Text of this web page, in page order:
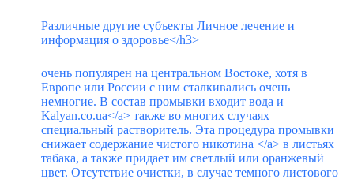
Различные другие субъекты Личное лечение и
информация о здоровье</h3>
очень популярен на центральном Востоке, хотя в
Европе или России с ним сталкивались очень
немногие. В состав промывки входит вода и
Kalyan.co.ua</a> также во многих случаях
специальный растворитель. Эта процедура промывки
снижает содержание чистого никотина </a> в листьях
табака, а также придает им светлый или оранжевый
цвет. Отсутствие очистки, в случае темного листового